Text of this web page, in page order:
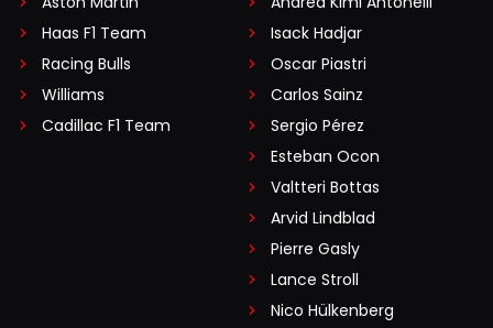
Haas F1 Team
Racing Bulls
Williams
Cadillac F1 Team
Isack Hadjar
Oscar Piastri
Carlos Sainz
Sergio Pérez
Esteban Ocon
Valtteri Bottas
Arvid Lindblad
Pierre Gasly
Lance Stroll
Nico Hülkenberg